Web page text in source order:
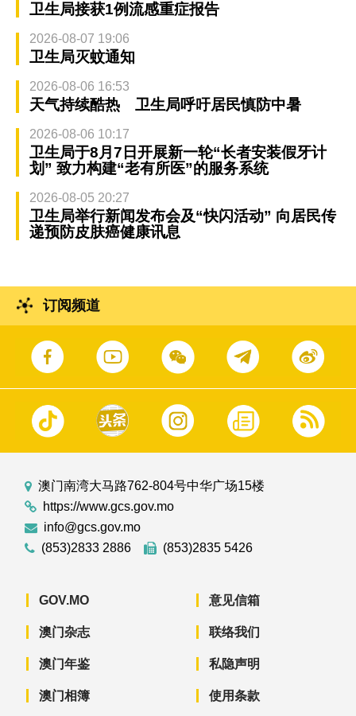
卫生局接获1例流感重症报告
2026-08-07 19:06
卫生局灭蚊通知
2026-08-06 16:53
天气持续酷热 卫生局呼吁居民慎防中暑
2026-08-06 10:17
卫生局于8月7日开展新一轮“长者安装假牙计
划” 致力构建“老有所医”的服务系统
2026-08-05 20:27
卫生局举行新闻发布会及“快闪活动” 向居民传
递预防皮肤癌健康讯息
订阅频道
澳门南湾大马路762-804号中华广场15楼
https://www.gcs.gov.mo
info@gcs.gov.mo
(853)2833 2886
(853)2835 5426
GOV.MO
澳门杂志
澳门年鉴
澳门相簿
意见信箱
联络我们
私隐声明
使用条款